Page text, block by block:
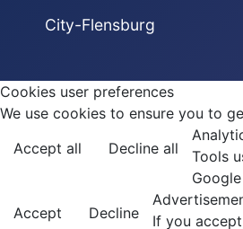
City-Flensburg
Cookies user preferences
We use cookies to ensure you to
Accept all
Decline all
Tools
Accept
Decline
If you